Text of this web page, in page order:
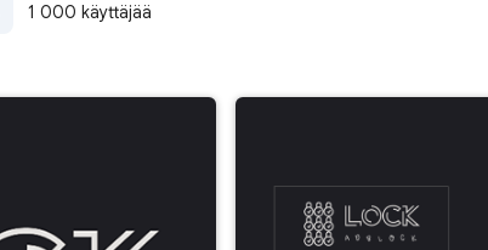
1 000 käyttäjää